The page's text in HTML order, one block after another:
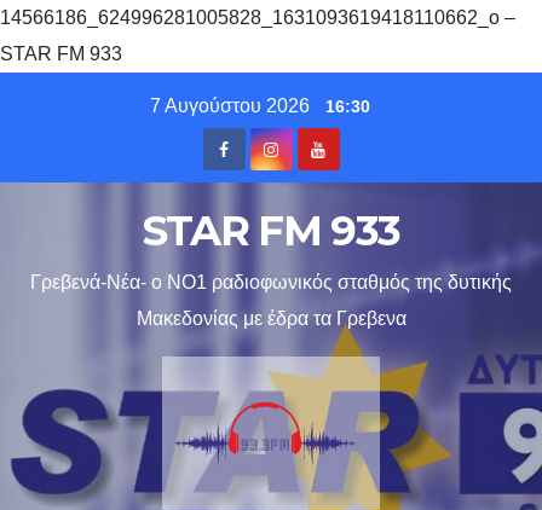
14566186_624996281005828_1631093619418110662_o –
STAR FM 933
7 Αυγούστου 2026 16:30
STAR FM 933
Γρεβενά-Νέα- ο ΝΟ1 ραδιοφωνικός σταθμός της δυτικής
Μακεδονίας με έδρα τα Γρεβενα